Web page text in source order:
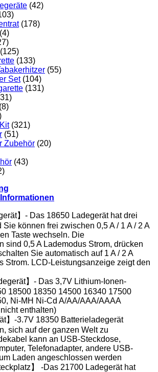
(42)
(178)
(4)
(125)
(133)
(55)
Set (104)
(131)
(8)
(321)
(51)
Zubehör (20)
(43)
】- Das 18650 Ladegerät hat drei
können frei zwischen 0,5 A / 1 A / 2 A
Taste wechseln. Die
sind 0,5 A Lademodus Strom, drücken
Sie automatisch auf 1 A / 2 A
Strom. LCD-Leistungsanzeige zeigt den
】- Das 3,7V Lithium-Ionen-
18500 18350 14500 16340 17500
Ni-MH Ni-Cd A/AA/AAA/AAAA
enthalten)
】-3.7V 18350 Batterieladegerät
sich auf der ganzen Welt zu
kann an USB-Steckdose,
Telefonadapter, andere USB-
Laden angeschlossen werden
】 -Das 21700 Ladegerät hat